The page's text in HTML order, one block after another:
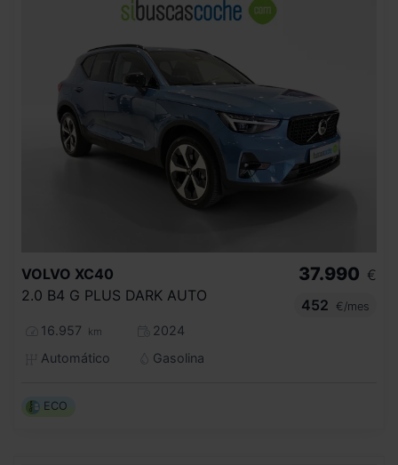
VOLVO XC40
2.0 B4 G PLUS DARK AUTO
16.957 km
2024
Automático
Gasolina
37.990 €
452
€/mes
ECO